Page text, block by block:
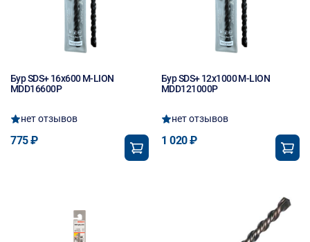
Бур SDS+ 16х600 M-LION
MDD16600P
нет отзывов
775 ₽
Бур SDS+ 12х1000 M-LION
MDD121000P
нет отзывов
1 020 ₽